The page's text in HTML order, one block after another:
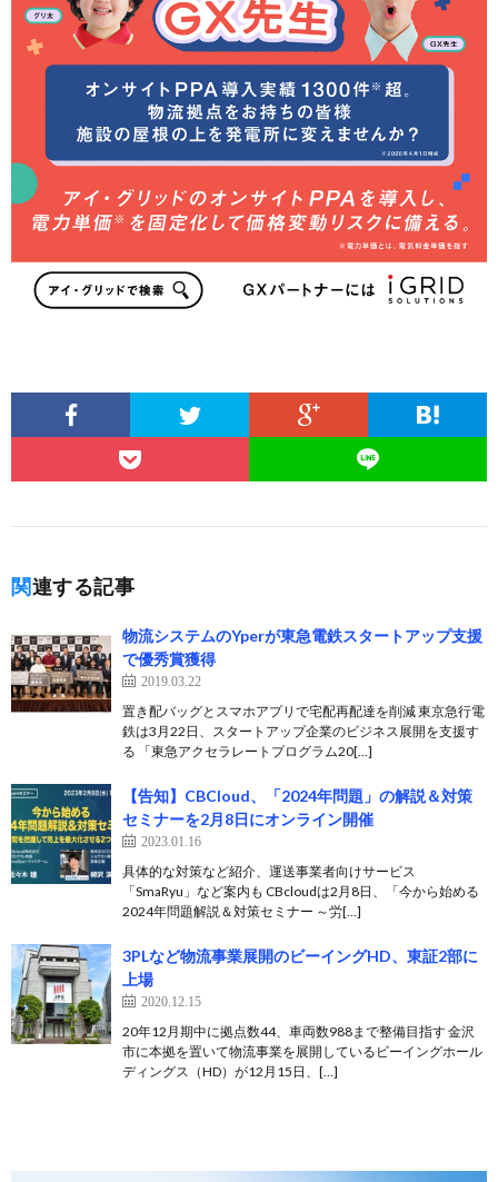
関連する記事
物流システムのYperが東急電鉄スタートアップ支援
で優秀賞獲得
2019.03.22
置き配バッグとスマホアプリで宅配再配達を削減 東京急行電
鉄は3月22日、スタートアップ企業のビジネス展開を支援す
る 「東急アクセラレートプログラム20[…]
【告知】CBCloud、「2024年問題」の解説＆対策
セミナーを2月8日にオンライン開催
2023.01.16
具体的な対策など紹介、運送事業者向けサービス
「SmaRyu」など案内も CBcloudは2月8日、「今から始める
2024年問題解説＆対策セミナー ～労[…]
3PLなど物流事業展開のビーイングHD、東証2部に
上場
2020.12.15
20年12月期中に拠点数44、車両数988まで整備目指す 金沢
市に本拠を置いて物流事業を展開しているビーイングホール
ディングス（HD）が12月15日、[…]